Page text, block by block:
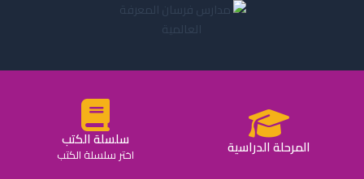
المرحلة الدراسية سلسلة الكتب
اختر سلسلة الكتب